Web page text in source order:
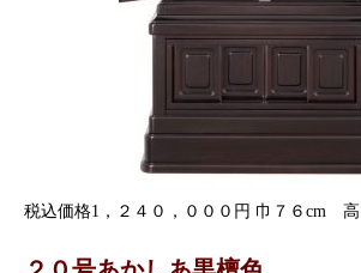
税込価格1，２４０，０００円 巾７６cm